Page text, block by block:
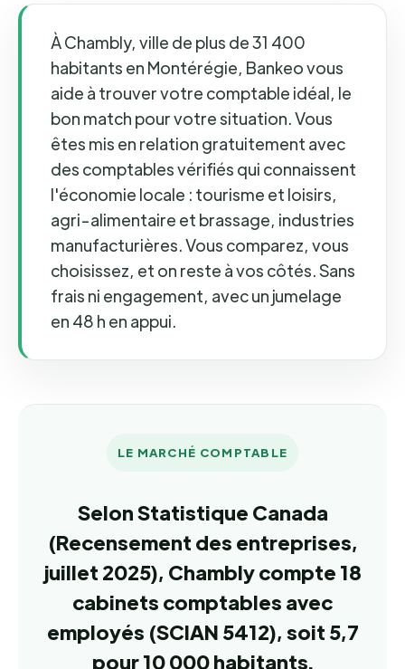
À Chambly, ville de plus de 31 400
habitants en Montérégie, Bankeo vous
aide à trouver votre comptable idéal, le
bon match pour votre situation. Vous
êtes mis en relation gratuitement avec
des comptables vérifiés qui connaissent
l'économie locale : tourisme et loisirs,
agri-alimentaire et brassage, industries
manufacturières. Vous comparez, vous
choisissez, et on reste à vos côtés. Sans
frais ni engagement, avec un jumelage
en 48 h en appui.
LE MARCHÉ COMPTABLE
Selon Statistique Canada
(Recensement des entreprises,
juillet 2025), Chambly compte 18
cabinets comptables avec
employés (SCIAN 5412), soit 5,7
pour 10 000 habitants.